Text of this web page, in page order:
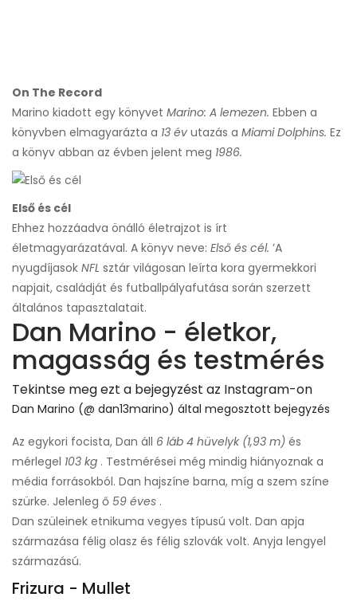
On The Record
Marino kiadott egy könyvet Marino: A lemezen. Ebben a
könyvben elmagyarázta a 13 év utazás a Miami Dolphins. Ez
a könyv abban az évben jelent meg 1986.
Első és cél
Ehhez hozzáadva önálló életrajzot is írt
életmagyarázatával. A könyv neve: Első és cél. ’A
nyugdíjasok NFL sztár világosan leírta kora gyermekkori
napjait, családját és futballpályafutása során szerzett
általános tapasztalatait.
Dan Marino - életkor,
magasság és testmérés
Tekintse meg ezt a bejegyzést az Instagram-on
Dan Marino (@ dan13marino) által megosztott bejegyzés
Az egykori focista, Dan áll 6 láb 4 hüvelyk (1,93 m) és
mérlegel 103 kg . Testmérései még mindig hiányoznak a
média forrásokból. Dan hajszíne barna, míg a szem színe
szürke. Jelenleg ő 59 éves .
Dan szüleinek etnikuma vegyes típusú volt. Dan apja
származása félig olasz és félig szlovák volt. Anyja lengyel
származású.
Frizura - Mullet